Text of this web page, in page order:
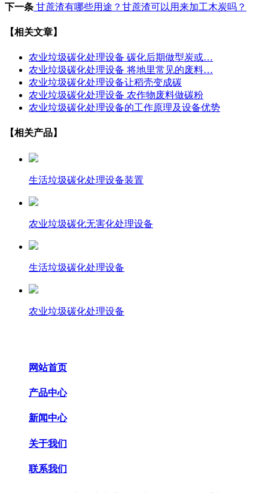
下一条 甘蔗渣有哪些用途？甘蔗渣可以用来加工木炭吗？
【相关文章】
农业垃圾碳化处理设备 碳化后期做型炭或…
农业垃圾碳化处理设备 将地里常见的废料…
农业垃圾碳化处理设备让稻壳变成碳
农业垃圾碳化处理设备 农作物废料做碳粉
农业垃圾碳化处理设备的工作原理及设备优势
【相关产品】
生活垃圾碳化处理设备装置
农业垃圾碳化无害化处理设备
生活垃圾碳化处理设备
农业垃圾碳化处理设备
网站首页
产品中心
新闻中心
关于我们
联系我们